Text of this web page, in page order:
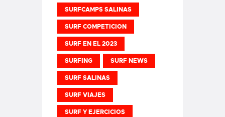
SURFCAMPS SALINAS
SURF COMPETICION
SURF EN EL 2023
SURFING SURF NEWS
SURF SALINAS
SURF VIAJES
SURF Y EJERCICIOS